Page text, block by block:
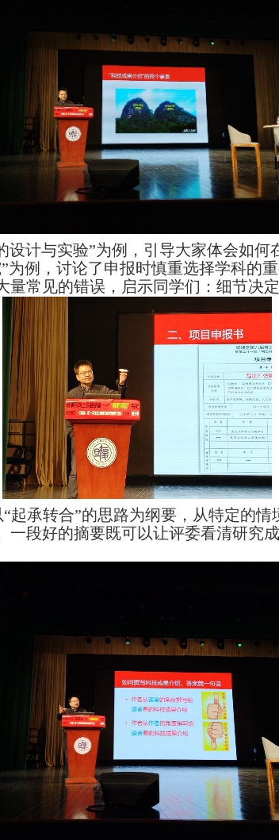
计与实验”为例，引导大家体会如何
为例，讨论了申报时慎重选择学科的
常见的错误，启示同学们：细节决定
起承转合”的思路为纲要，从特定的
段好的摘要既可以让评委看清研究